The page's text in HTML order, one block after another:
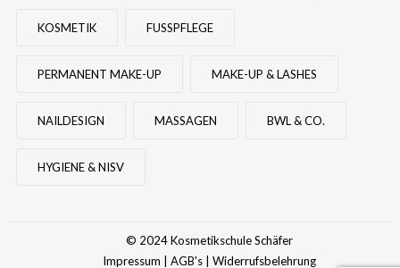
KOSMETIK FUSSPFLEGE
PERMANENT MAKE-UP MAKE-UP & LASHES
NAILDESIGN MASSAGEN BWL & CO.
HYGIENE & NISV
© 2024 Kosmetikschule Schäfer
Impressum | AGB's| Widerrufsbelehrung